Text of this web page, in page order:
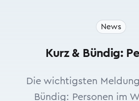
News
Kurz & Bündig:
Die wichtigsten
Bündig: Personen im